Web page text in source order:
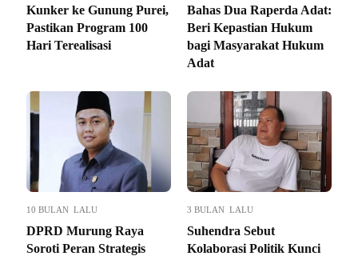
Kunker ke Gunung Purei,
Pastikan Program 100
Hari Terealisasi
Bahas Dua Raperda Adat:
Beri Kepastian Hukum
bagi Masyarakat Hukum
Adat
10 BULAN LALU
DPRD Murung Raya
Soroti Peran Strategis
3 BULAN LALU
Suhendra Sebut
Kolaborasi Politik Kunci